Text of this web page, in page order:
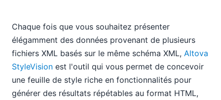
Chaque fois que vous souhaitez présenter
élégamment des données provenant de plusieurs
fichiers XML basés sur le même schéma XML, Altova
StyleVision est l'outil qui vous permet de concevoir
une feuille de style riche en fonctionnalités pour
générer des résultats répétables au format HTML,